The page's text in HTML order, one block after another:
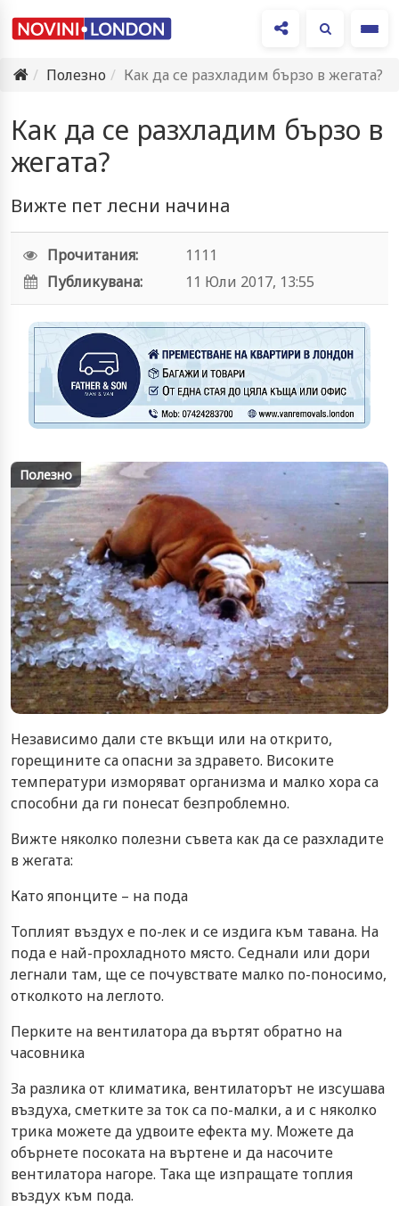
Полезно
Как да се разхладим бързо в жегата?
Как да се разхладим бързо в
жегата?
Вижте пет лесни начина
Прочитания:
1111
Публикувана:
11 Юли 2017, 13:55
Полезно
Независимо дали сте вкъщи или на открито,
горещините са опасни за здравето. Високите
температури изморяват организма и малко хора са
способни да ги понесат безпроблемно.
Вижте няколко полезни съвета как да се разхладите
в жегата:
Като японците – на пода
Топлият въздух е по-лек и се издига към тавана. На
пода е най-прохладното място. Седнали или дори
легнали там, ще се почувствате малко по-поносимо,
отколкото на леглото.
Перките на вентилатора да въртят обратно на
часовника
За разлика от климатика, вентилаторът не изсушава
въздуха, сметките за ток са по-малки, а и с няколко
трика можете да удвоите ефекта му. Можете да
обърнете посоката на въртене и да насочите
вентилатора нагоре. Така ще изпращате топлия
въздух към пода.